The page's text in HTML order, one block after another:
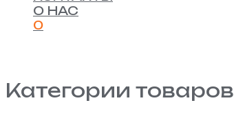
О НАС
0
Категории товаров